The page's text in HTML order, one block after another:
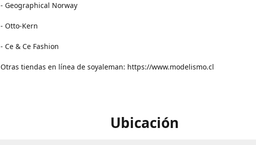
- Geographical Norway
- Otto-Kern
- Ce & Ce Fashion
Otras tiendas en línea de soyaleman: https://www.modelismo.cl
Ubicación